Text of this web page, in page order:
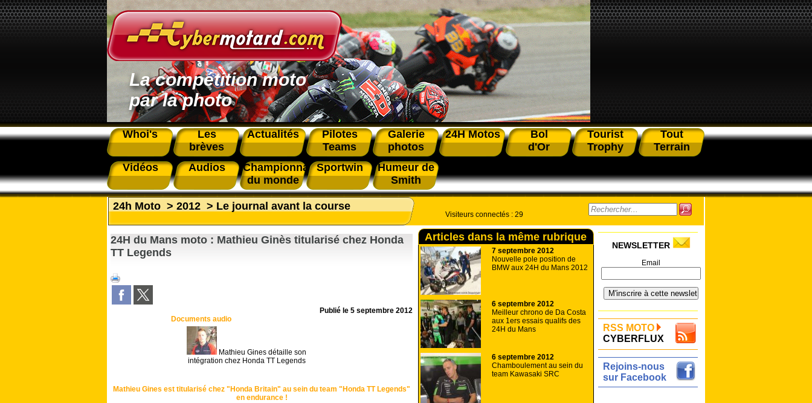
La compétition moto
par la photo
Whoi's
Les
brèves
Actualités
Pilotes
Teams
Galerie
photos
24H Motos
Bol
d'Or
Tourist
Trophy
Tout
Terrain
Vidéos
Audios
Championnat
du monde
Sportwin
Humeur de
Smith
24h Moto > 2012 > Le journal avant la course
24H du Mans moto : Mathieu Ginès titularisé chez Honda
TT Legends
Publié le 5 septembre 2012
Documents audio
Mathieu Gines détaille son
intégration chez Honda TT Legends
Mathieu Gines est titularisé chez "Honda Britain" au sein du team "Honda TT Legends"
en endurance !
Visiteurs connectés : 29
Articles dans la même rubrique
7 septembre 2012
Nouvelle pole position de
BMW aux 24H du Mans 2012
6 septembre 2012
Meilleur chrono de Da Costa
aux 1ers essais qualifs des
24H du Mans
6 septembre 2012
Chamboulement au sein du
team Kawasaki SRC
NEWSLETTER
Email
RSS MOTO
CYBERFLUX
Rejoins-nous
sur Facebook